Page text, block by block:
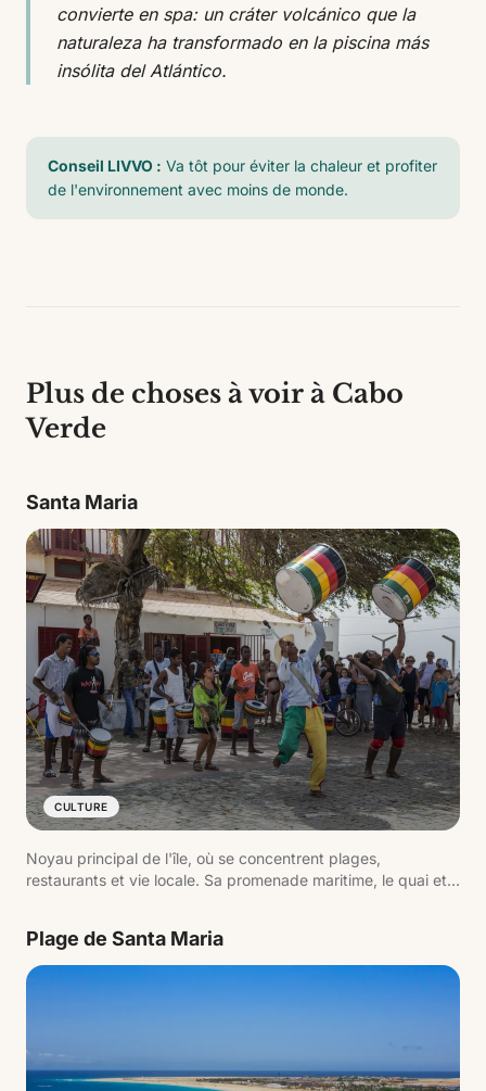
convierte en spa: un cráter volcánico que la
naturaleza ha transformado en la piscina más
insólita del Atlántico.
Conseil LIVVO : Va tôt pour éviter la chaleur et profiter
de l'environnement avec moins de monde.
Plus de choses à voir à Cabo
Verde
Santa Maria
CULTURE
Noyau principal de l'île, où se concentrent plages,
restaurants et vie locale. Sa promenade maritime, le quai et
Plage de Santa Maria